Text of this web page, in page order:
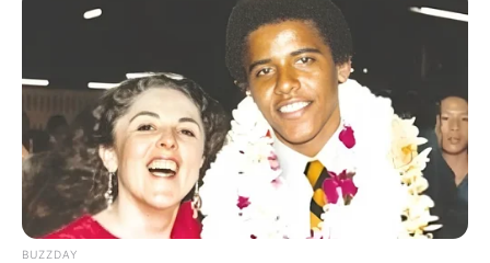
BUZZDAY